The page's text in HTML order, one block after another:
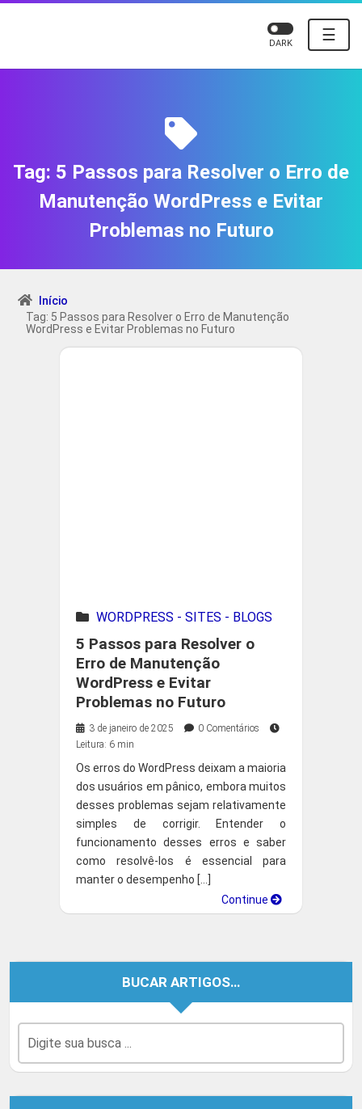
☰
DARK
Tag: 5 Passos para Resolver o Erro de
Manutenção WordPress e Evitar
Problemas no Futuro
Início
Tag: 5 Passos para Resolver o Erro de Manutenção
WordPress e Evitar Problemas no Futuro
WORDPRESS - SITES - BLOGS
5 Passos para Resolver o
Erro de Manutenção
WordPress e Evitar
Problemas no Futuro
3 de janeiro de 2025
0 Comentários
Leitura: 6 min
Os erros do WordPress deixam a maioria
dos usuários em pânico, embora muitos
desses problemas sejam relativamente
simples de corrigir. Entender o
funcionamento desses erros e saber
como resolvê-los é essencial para
manter o desempenho […]
Continue
BUCAR ARTIGOS…